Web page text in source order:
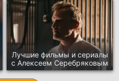
Лучшие фильмы и сериалы
с Алексеем Серебряковым